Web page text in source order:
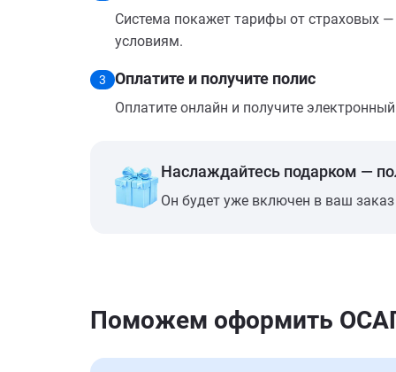
Система покажет тарифы от страховых
условиям.
3 Оплатите и получите полис
Оплатите онлайн и получите
Наслаждайтесь подарком —
Он будет уже включен в ваш
Поможем оформить